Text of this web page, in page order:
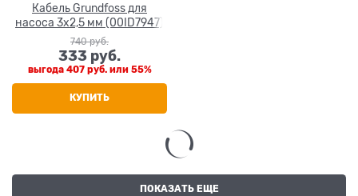
Кабель Grundfoss для
насоса 3x2,5 мм (00ID7947)
740 руб.
333 руб.
выгода 407 руб.или 55%
КУПИТЬ
ПОКАЗАТЬ ЕЩЕ